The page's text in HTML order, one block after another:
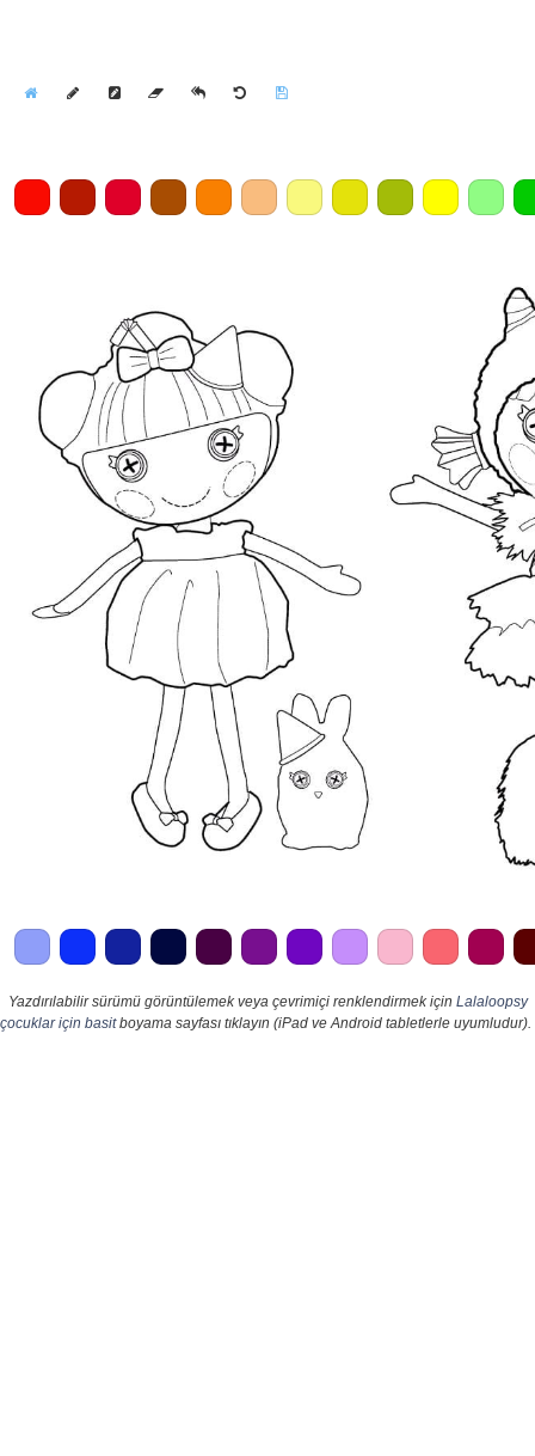
Yazdırılabilir sürümü görüntülemek veya çevrimiçi renklendirmek için Lalaloopsy
çocuklar için basitboyama sayfası tıklayın (iPad ve Android tabletlerle uyumludur).